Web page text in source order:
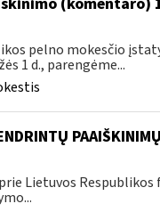
pelno mokesčio
1 d., parengėme...
Lietuvos